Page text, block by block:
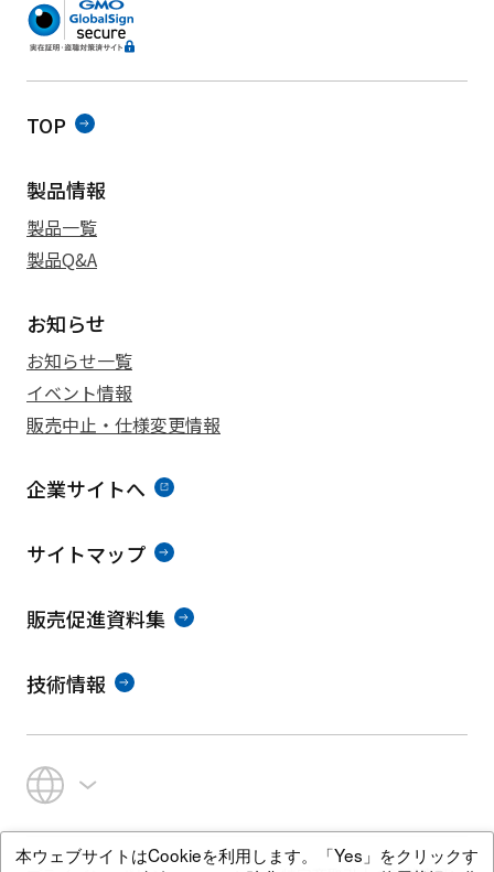
TOP
製品情報
製品一覧
製品Q&A
お知らせ
お知らせ一覧
イベント情報
販売中止・仕様変更情報
企業サイトへ
サイトマップ
販売促進資料集
技術情報
本ウェブサイトはCookieを利用します。「Yes」をクリックす